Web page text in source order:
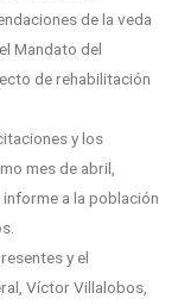
de la veda
Mandato del
de rehabilitación
y los
mes de abril,
a la población
y el
Víctor Villalobos,